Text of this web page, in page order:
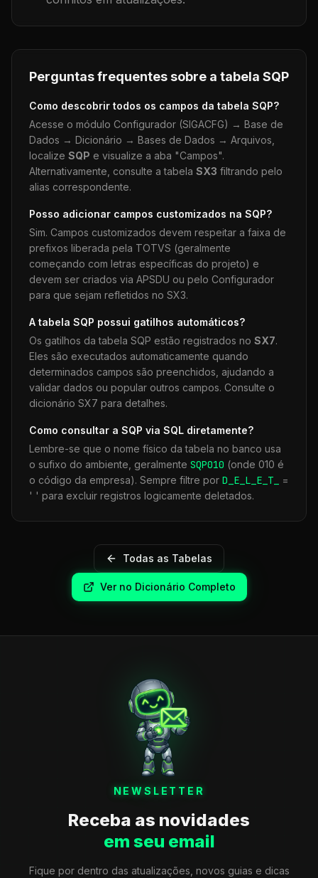
Perguntas frequentes sobre a tabela SQP
Como descobrir todos os campos da tabela SQP?
Acesse o módulo Configurador (SIGACFG) → Base de
Dados → Dicionário → Bases de Dados → Arquivos,
localize SQP e visualize a aba "Campos".
Alternativamente, consulte a tabela SX3 filtrando pelo
alias correspondente.
Posso adicionar campos customizados na SQP?
Sim. Campos customizados devem respeitar a faixa de
prefixos liberada pela TOTVS (geralmente
começando com letras específicas do projeto) e
devem ser criados via APSDU ou pelo Configurador
para que sejam refletidos no SX3.
A tabela SQP possui gatilhos automáticos?
Os gatilhos da tabela SQP estão registrados no SX7.
Eles são executados automaticamente quando
determinados campos são preenchidos, ajudando a
validar dados ou popular outros campos. Consulte o
dicionário SX7 para detalhes.
Como consultar a SQP via SQL diretamente?
Lembre-se que o nome físico da tabela no banco usa
o sufixo do ambiente, geralmente SQP010 (onde 010 é
o código da empresa). Sempre filtre por D_E_L_E_T_
=
' ' para excluir registros logicamente deletados.
Todas as Tabelas
Ver no Dicionário Completo
NEWSLETTER
Receba as novidades
em seu email
Fique por dentro das atualizações, novos guias e dicas